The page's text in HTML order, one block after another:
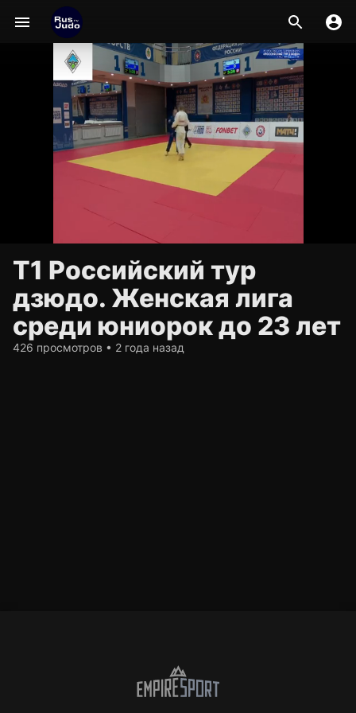
Т1 Российский тур
дзюдо. Женская лига
среди юниорок до 23 лет
426 просмотров • 2 года назад